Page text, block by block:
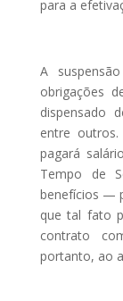
para a
A
obrigações
dispensado
entre
pagará
Tempo de
benefícios —
que tal fato
contrato
portanto, ao